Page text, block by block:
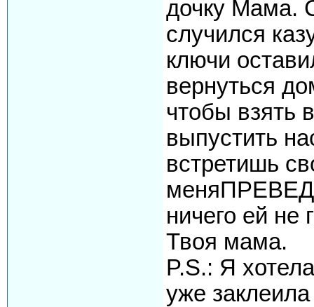
дочку Мама.
случился
ключи
вернуться
чтобы взять
выпустить
встретишь
ничего ей не
Твоя мама.
P.S.: Я
уже